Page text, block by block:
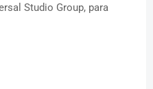
Studio Group, para